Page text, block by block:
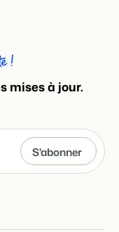
!
mises à jour.